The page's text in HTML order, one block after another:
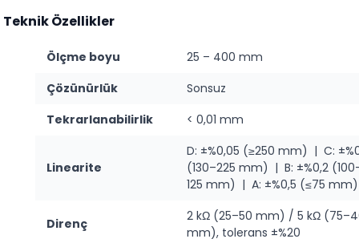
Teknik Özellikler
Ölçme boyu
25 – 400 mm
Çözünürlük
Sonsuz
Tekrarlanabilirlik
< 0,01 mm
Linearite
D: ±%0,05 (≥250 mm) | C:
(130–225 mm) | B: ±%0,2
125 mm) | A: ±%0,5 (≤75 mm)
Direnç
2 kΩ (25–50 mm) / 5 kΩ
mm), tolerans ±%20